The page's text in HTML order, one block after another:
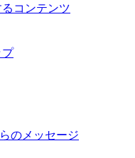
コンテンツ
プ
のメッセージ